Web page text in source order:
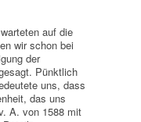
auf die
wir schon bei
der
Pünktlich
uns, dass
das uns
A. von 1588 mit